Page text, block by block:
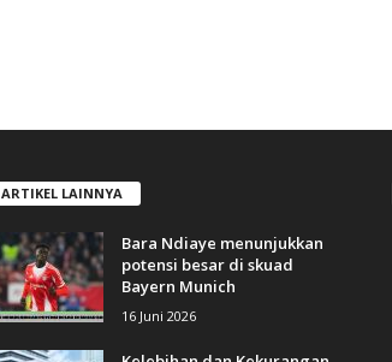
ARTIKEL LAINNYA
Bara Ndiaye menunjukkan
potensi besar di skuad
Bayern Munich
16 Juni 2026